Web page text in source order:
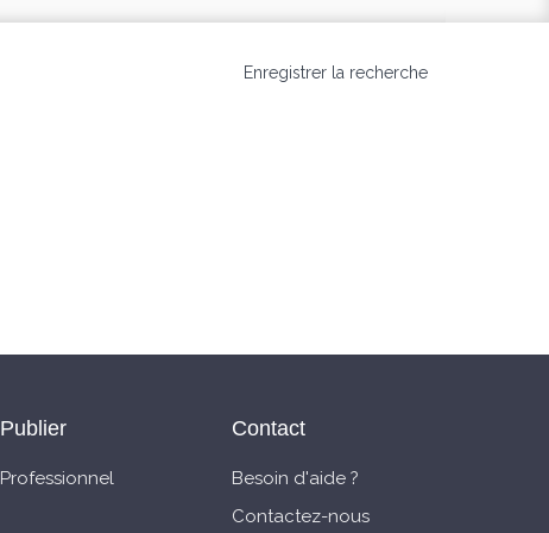
Enregistrer la recherche
Publier
Professionnel
Contact
Besoin d'aide ?
Contactez-nous